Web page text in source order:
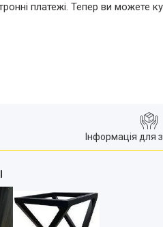
платежі. Тепер ви можете
Інформація для